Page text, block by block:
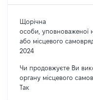
Щорічна
особи, уповноваженої
або місцевого
2024
Чи продовжуєте Ви
органу місцевого
Так